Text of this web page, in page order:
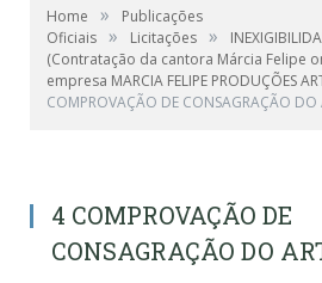
Home »
Publicações
Oficiais » Licitações »
(Contratação da cantora Márcia Felipe
empresa MARCIA FELIPE PRODUÇÕES
COMPROVAÇÃO DE CONSAGRAÇÃO DO
4 COMPROVAÇÃO DE
CONSAGRAÇÃO DO